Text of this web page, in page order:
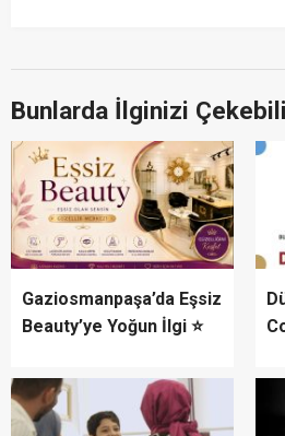
Bunlarda İlginizi
Gaziosmanpaşa’da Eşsiz
Beauty’ye Yoğun İlgi ⭐